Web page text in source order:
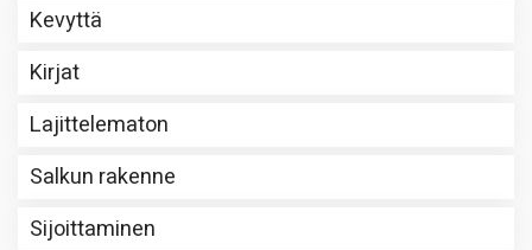
Kevyttä
Kirjat
Lajittelematon
Salkun rakenne
Sijoittaminen